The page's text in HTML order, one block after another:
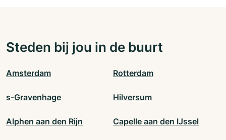
Steden bij jou in de buurt
Amsterdam Rotterdam
s-Gravenhage Hilversum
Alphen aan den Rijn Capelle aan den IJssel